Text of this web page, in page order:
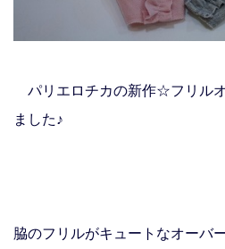
パリエロチカの新作☆フリル
ました♪
脇のフリルがキュートなオーバ